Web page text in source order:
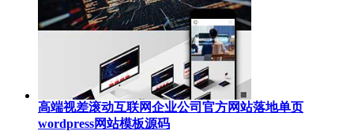
高端视差滚动互联网企业公司官方网站落地单页
wordpress网站模板源码